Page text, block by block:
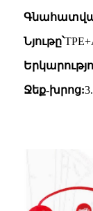
Գնահատված
Նյութը՝
Ջեք-խրոց: